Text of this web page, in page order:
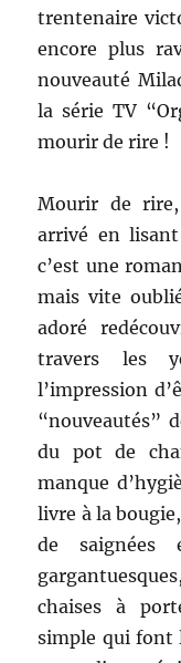
trentenaire
encore plus
nouveauté
la série TV
mourir de rire !
Mourir de rire,
arrivé en
c’est une
mais vite
adoré
travers les
l’impression
“nouveautés”
du pot de
manque
livre à la
de saignées
chaises à
simple qui font